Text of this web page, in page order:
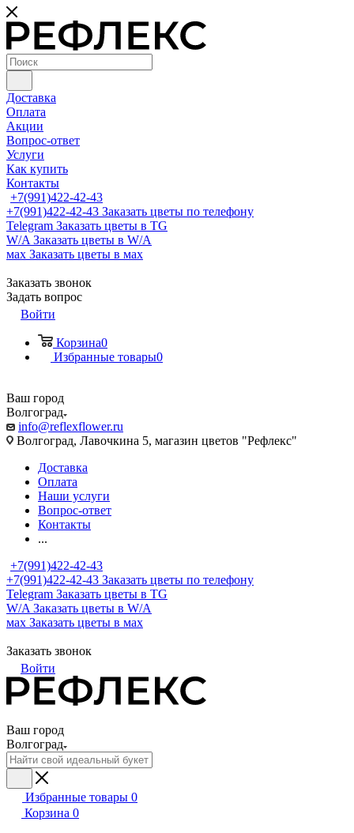
Доставка
Оплата
Акции
Вопрос-ответ
Услуги
Как купить
Контакты
+7(991)422-42-43
+7(991)422-42-43 Заказать цветы по телефону
Telegram Заказать цветы в TG
W/A Заказать цветы в W/A
мах Заказать цветы в мах
Заказать звонок
Задать вопрос
Войти
Корзина0
Избранные товары0
Ваш город
Волгоград
info@reflexflower.ru
Волгоград, Лавочкина 5, магазин цветов "Рефлекс"
Доставка
Оплата
Наши услуги
Вопрос-ответ
Контакты
...
+7(991)422-42-43
+7(991)422-42-43 Заказать цветы по телефону
Telegram Заказать цветы в TG
W/A Заказать цветы в W/A
мах Заказать цветы в мах
Заказать звонок
Войти
Ваш город
Волгоград
Избранные товары 0
Корзина 0